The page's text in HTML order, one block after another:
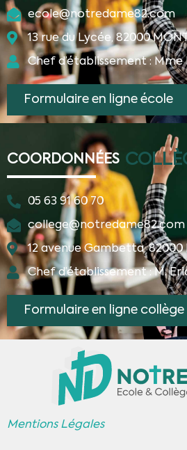
ecole@notredame82.com
13 rue du Lycée, 82000
Chef d’établissement : Mme
Formulaire en ligne école
COORDONNÉES
05 63 91 60 70
college@notredame82.com
12 avenue Gambetta, 82000
Chef d’établissement : M.
Formulaire en ligne collège
Mentions Légales